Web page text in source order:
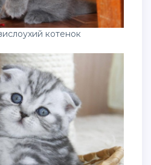
котенок